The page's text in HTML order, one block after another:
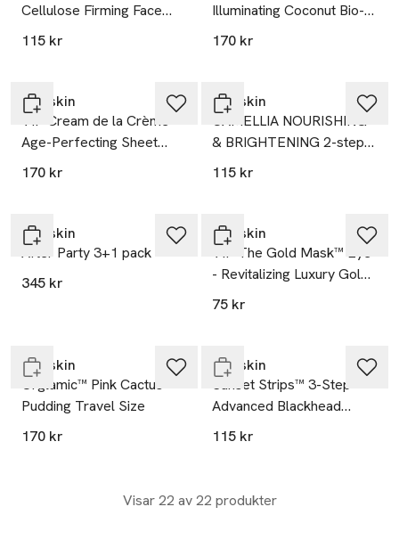
Cellulose Firming Face
Mask
115 kr
Illuminating Coconut Bio-
Cellulose Face Mask
170 kr
Starskin
VIP Cream de la Crème™
Age-Perfecting Sheet
Mask
170 kr
Starskin
CAMELLIA NOURISHING
& BRIGHTENING 2-step
oil sheet mask
115 kr
Starskin
After Party 3+1 pack
345 kr
Starskin
VIP The Gold Mask™ Eye
- Revitalizing Luxury Gold
Foil Eye Mask 1-pair
75 kr
Starskin
Orglamic™ Pink Cactus
Pudding Travel Size
170 kr
Starskin
Sunset Strips™ 3-Step
Advanced Blackhead
Expert System Refining
115 kr
Visar 22 av 22 produkter